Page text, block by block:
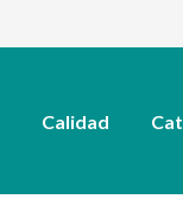
Calidad